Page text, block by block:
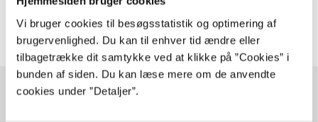
Vi bruger cookies til besøgsstatistik og optimering af
brugervenlighed. Du kan til enhver tid ændre eller
tilbagetrække dit samtykke ved at klikke på ”Cookies” i
bunden af siden. Du kan læse mere om de anvendte
cookies under ”Detaljer”.